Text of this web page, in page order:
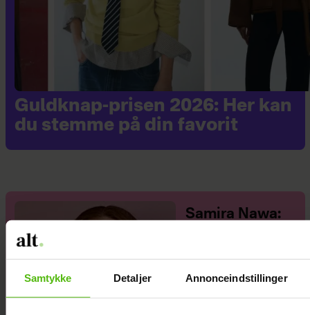
Samtykke Detaljer Annonceindstillinger
Guldknap-prisen 2026: Her kan
du stemme på din favorit
Samira Nawa:
have min
familie, men jeg
elsker ikke